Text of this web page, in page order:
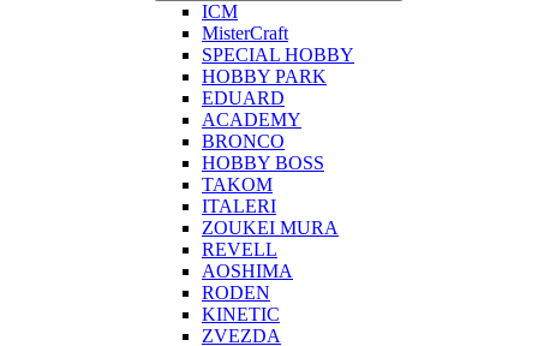
ICM
MisterCraft
SPECIAL HOBBY
HOBBY PARK
EDUARD
ACADEMY
BRONCO
HOBBY BOSS
TAKOM
ITALERI
ZOUKEI MURA
REVELL
AOSHIMA
RODEN
KINETIC
ZVEZDA